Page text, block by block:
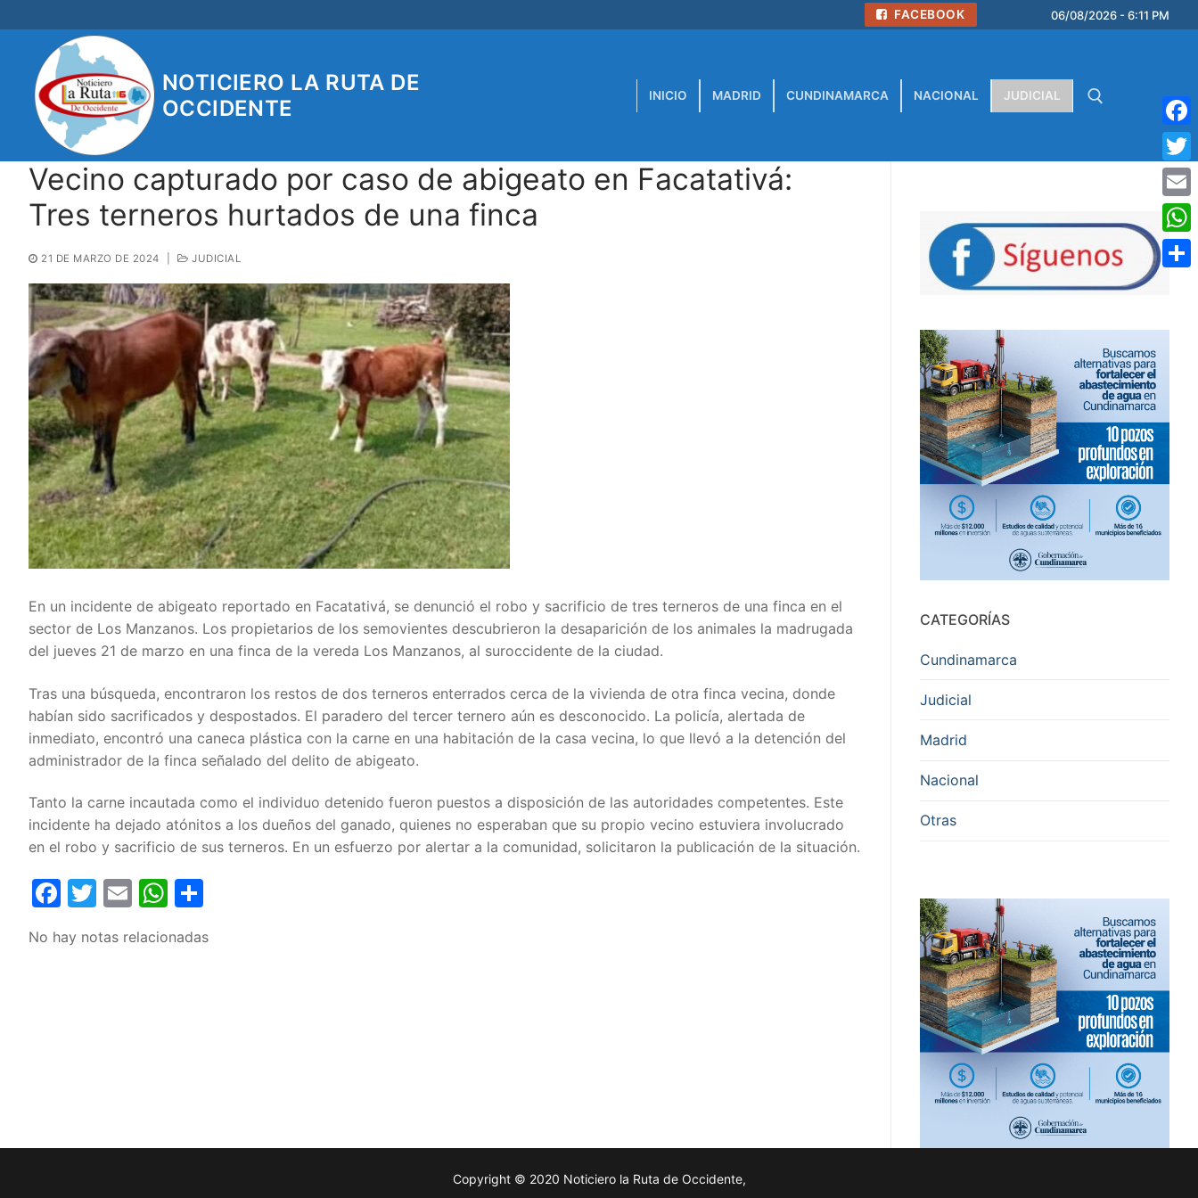
al
contenido
FACEBOOK 06/08/2026 - 6:11 PM
NOTICIERO LA RUTA DE
OCCIDENTE
INICIO MADRID CUNDINAMARCA NACIONAL JUDICIAL
Vecino capturado por caso de abigeato en Facatativá:
Tres terneros hurtados de una finca
21 DE MARZO DE 2024 JUDICIAL
En un incidente de abigeato reportado en Facatativá, se denunció el robo y sacrificio de tres terneros de una finca en el
sector de Los Manzanos. Los propietarios de los semovientes descubrieron la desaparición de los animales la madrugada
del jueves 21 de marzo en una finca de la vereda Los Manzanos, al suroccidente de la ciudad.
Tras una búsqueda, encontraron los restos de dos terneros enterrados cerca de la vivienda de otra finca vecina, donde
habían sido sacrificados y despostados. El paradero del tercer ternero aún es desconocido. La policía, alertada de
inmediato, encontró una caneca plástica con la carne en una habitación de la casa vecina, lo que llevó a la detención del
administrador de la finca señalado del delito de abigeato.
Tanto la carne incautada como el individuo detenido fueron puestos a disposición de las autoridades competentes. Este
incidente ha dejado atónitos a los dueños del ganado, quienes no esperaban que su propio vecino estuviera involucrado
en el robo y sacrificio de sus terneros. En un esfuerzo por alertar a la comunidad, solicitaron la publicación de la situación.
Facebook
Twitter
EmailWhatsApp
No hay notas relacionadas
CATEGORÍAS
Cundinamarca
Judicial
Madrid
Nacional
Otras
Copyright © 2020 Noticiero la Ruta de Occidente,
Email